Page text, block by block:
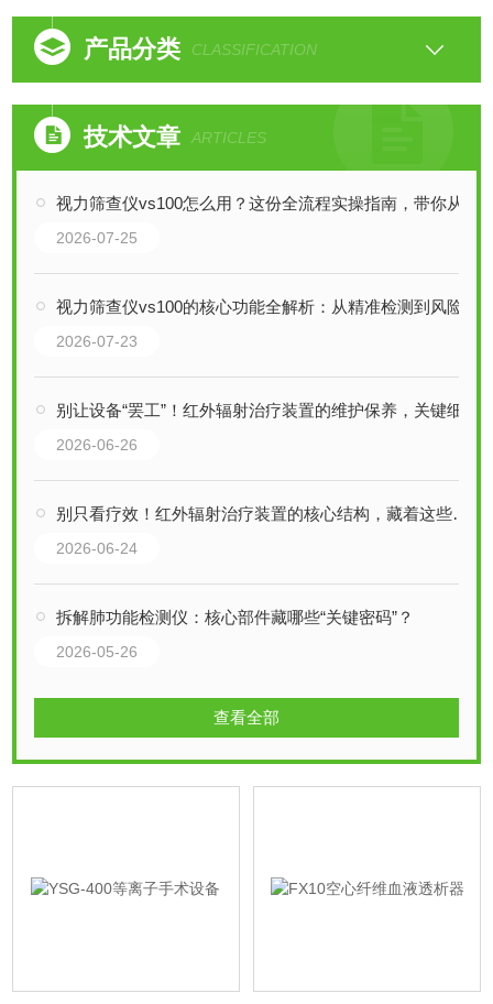
产品分类 CLASSIFICATION
技术文章 ARTICLES
视力筛查仪vs100怎么用？这份全流程实操指南，带你从入门到熟练！
2026-07-25
视力筛查仪vs100的核心功能全解析：从精准检测到风险预警，一步到位！
2026-07-23
别让设备“罢工”！红外辐射治疗装置的维护保养，关键细节全拆解
2026-06-26
别只看疗效！红外辐射治疗装置的核心结构，藏着这些关键细节
2026-06-24
拆解肺功能检测仪：核心部件藏哪些“关键密码”？
2026-05-26
查看全部